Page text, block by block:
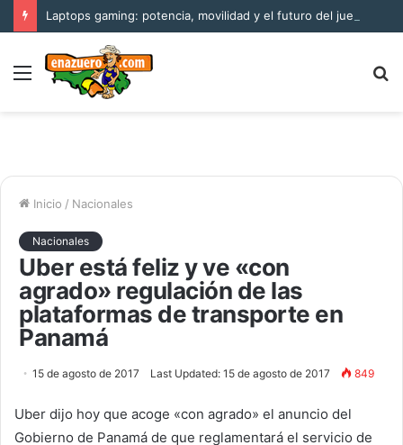
Laptops gaming: potencia, movilidad y el futuro del juego
Menú
Inicio / Nacionales
Nacionales
Uber está feliz y ve «con
agrado» regulación de las
plataformas de transporte en
Panamá
15 de agosto de 2017 Last Updated: 15 de agosto de 2017 849
Uber dijo hoy que acoge «con agrado» el anuncio del
Gobierno de Panamá de que reglamentará el servicio de